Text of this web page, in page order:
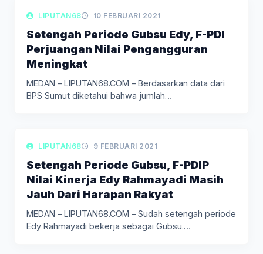
LIPUTAN BERITA
LIPUTAN68 10 FEBRUARI 2021
Setengah Periode Gubsu Edy, F-PDI
Perjuangan Nilai Pengangguran
Meningkat
MEDAN – LIPUTAN68.COM – Berdasarkan data dari
BPS Sumut diketahui bahwa jumlah…
LIPUTAN POLITIK
LIPUTAN68 9 FEBRUARI 2021
Setengah Periode Gubsu, F-PDIP
Nilai Kinerja Edy Rahmayadi Masih
Jauh Dari Harapan Rakyat
MEDAN – LIPUTAN68.COM – Sudah setengah periode
Edy Rahmayadi bekerja sebagai Gubsu.…